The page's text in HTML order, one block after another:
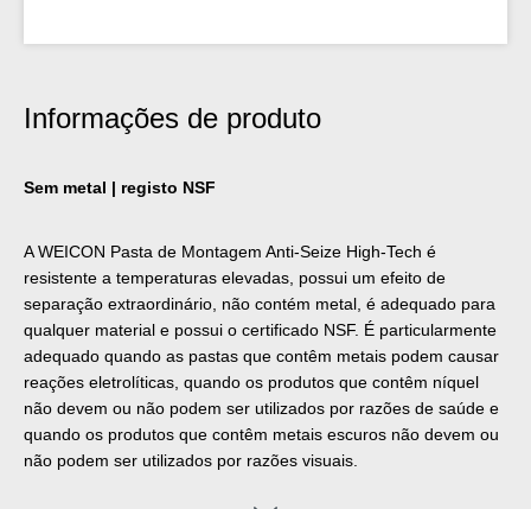
Informações de produto
Sem metal | registo NSF
A WEICON Pasta de Montagem Anti-Seize High-Tech é
resistente a temperaturas elevadas, possui um efeito de
separação extraordinário, não contém metal, é adequado para
qualquer material e possui o certificado NSF. É particularmente
adequado quando as pastas que contêm metais podem causar
reações eletrolíticas, quando os produtos que contêm níquel
não devem ou não podem ser utilizados por razões de saúde e
quando os produtos que contêm metais escuros não devem ou
não podem ser utilizados por razões visuais.